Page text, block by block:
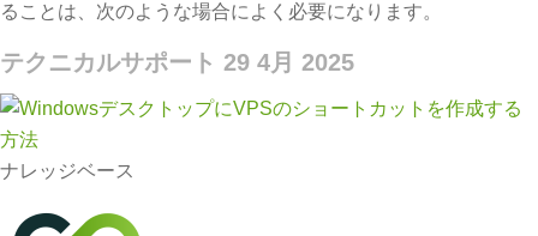
ることは、次のような場合によく必要になります。
テクニカルサポート 29 4月 2025
ナレッジベース